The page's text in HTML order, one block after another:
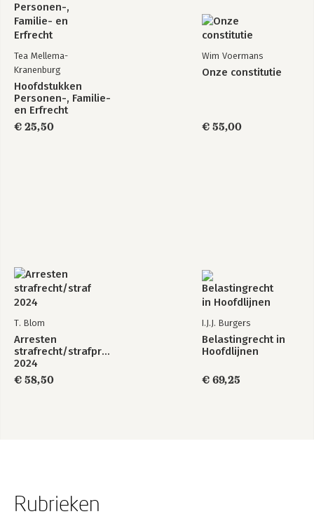
Tea Mellema-
Kranenburg
Hoofdstukken
Personen-, Familie-
en Erfrecht
€ 25,50
Wim Voermans
Onze constitutie
€ 55,00
T. Blom
Arresten
strafrecht/strafprocesrecht
2024
€ 58,50
I.J.J. Burgers
Belastingrecht in
Hoofdlijnen
€ 69,25
Rubrieken